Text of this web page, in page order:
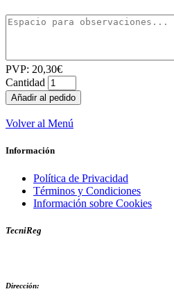
PVP: 20,30€
Cantidad
Volver al Menú
Información
Política de Privacidad
Términos y Condiciones
Información sobre Cookies
TecniReg
Dirección: